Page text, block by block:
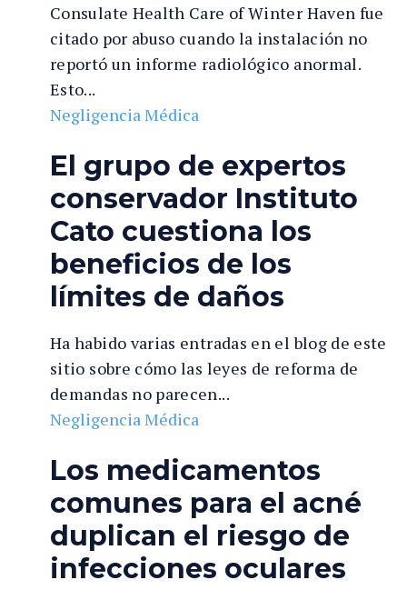
Consulate Health Care of Winter Haven fue
citado por abuso cuando la instalación no
reportó un informe radiológico anormal.
Esto...
Negligencia Médica
El grupo de expertos
conservador Instituto
Cato cuestiona los
beneficios de los
límites de daños
Ha habido varias entradas en el blog de este
sitio sobre cómo las leyes de reforma de
demandas no parecen...
Negligencia Médica
Los medicamentos
comunes para el acné
duplican el riesgo de
infecciones oculares